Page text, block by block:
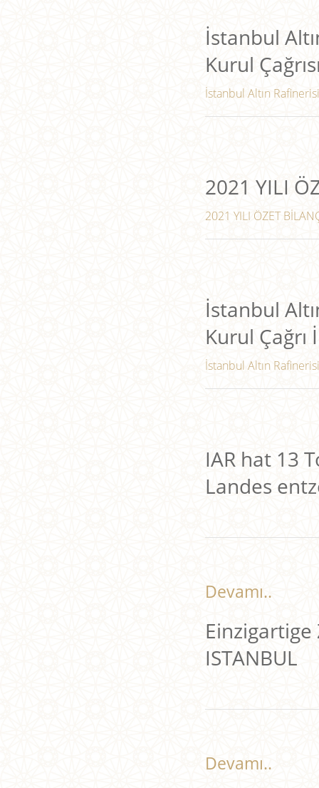
İstanbul
Kurul
İstanbul Altın
2021 YILI
2021 YILI ÖZET
İstanbul
Kurul Çağrı
İstanbul Altın
IAR hat 13
Landes
Devamı..
ISTANBUL
Devamı..